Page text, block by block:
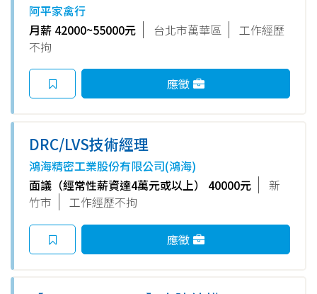
阿平家禽行
月薪 42000~55000元
台北市萬華區
工作經歷
不拘
應徵
DRC/LVS技術經理
鴻海精密工業股份有限公司(鴻海)
面議（經常性薪資達4萬元或以上） 40000元
新
竹市
工作經歷不拘
應徵